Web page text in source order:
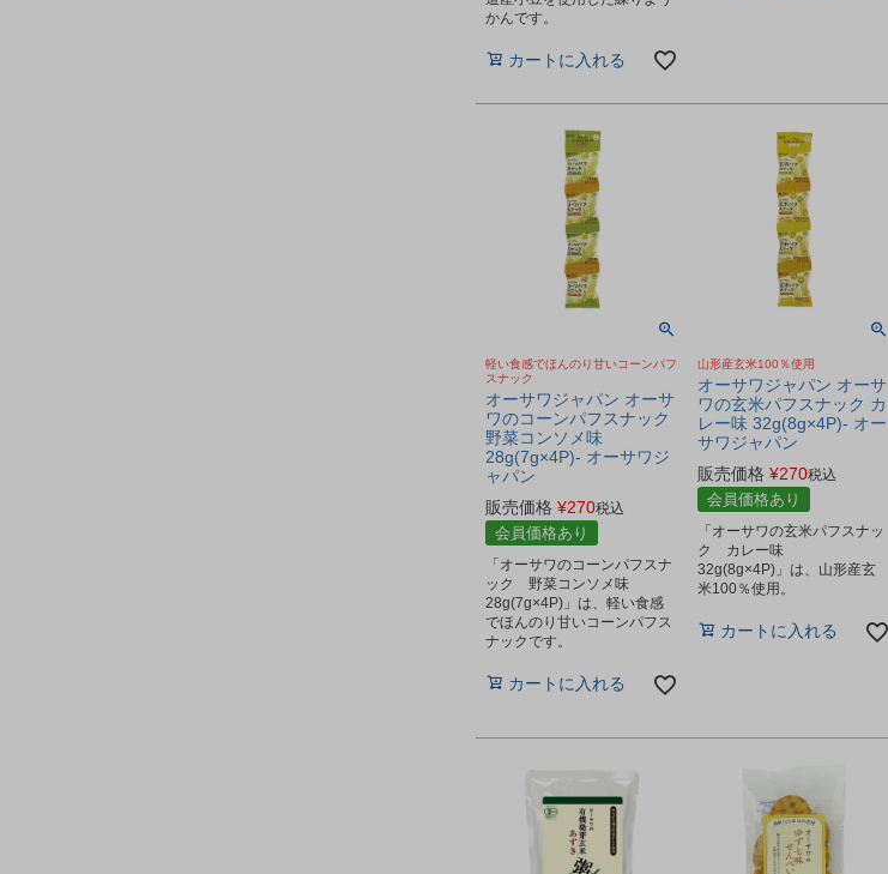
かんです。
カートに入れる
軽い食感でほんのり甘いコーンパフ
スナック
オーサワジャパン オーサ
ワのコーンパフスナック
野菜コンソメ味
28g(7g×4P)- オーサワジ
ャパン
販売価格 ¥270税込
会員価格あり
「オーサワのコーンパフスナ
ック 野菜コンソメ味
28g(7g×4P)」は、軽い食感
でほんのり甘いコーンパフス
ナックです。
カートに入れる
山形産玄米100％使用
オーサワジャパン オーサ
ワの玄米パフスナック カ
レー味 32g(8g×4P)- オー
サワジャパン
販売価格 ¥270税込
会員価格あり
「オーサワの玄米パフスナッ
ク カレー味
32g(8g×4P)」は、山形産玄
米100％使用。
カートに入れる